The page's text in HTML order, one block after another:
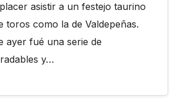
asistir a un festejo taurino
toros como la de Valdepeñas.
ayer fué una serie de
y…